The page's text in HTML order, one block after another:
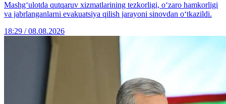
Mashg‘ulotda qutqaruv xizmatlarining tezkorligi, o‘zaro hamkorligi
va jabrlanganlarni evakuatsiya qilish jarayoni sinovdan o‘tkazildi.
18:29 / 08.08.2026